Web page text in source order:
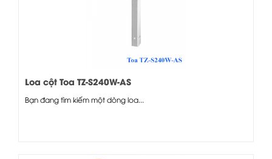
Loa cột Toa TZ-S240W-AS
Bạn đang tìm kiếm một dòng loa...